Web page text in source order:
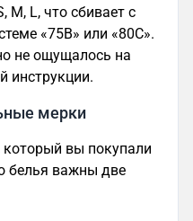
L, что сбивает с
«75B» или «80C».
не ощущалось на
инструкции.
мерки
который вы покупали
белья важны две